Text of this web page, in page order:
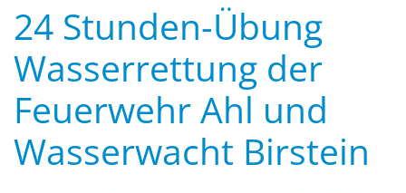
24 Stunden-Übung
Wasserrettung der
Feuerwehr Ahl und
Wasserwacht Birstein